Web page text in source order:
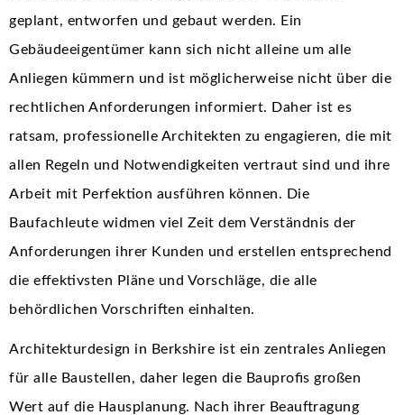
geplant, entworfen und gebaut werden. Ein
Gebäudeeigentümer kann sich nicht alleine um alle
Anliegen kümmern und ist möglicherweise nicht über die
rechtlichen Anforderungen informiert. Daher ist es
ratsam, professionelle Architekten zu engagieren, die mit
allen Regeln und Notwendigkeiten vertraut sind und ihre
Arbeit mit Perfektion ausführen können. Die
Baufachleute widmen viel Zeit dem Verständnis der
Anforderungen ihrer Kunden und erstellen entsprechend
die effektivsten Pläne und Vorschläge, die alle
behördlichen Vorschriften einhalten.
Architekturdesign in Berkshire ist ein zentrales Anliegen
für alle Baustellen, daher legen die Bauprofis großen
Wert auf die Hausplanung. Nach ihrer Beauftragung